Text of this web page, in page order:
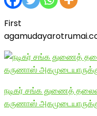
First
நடிகர் சங்க துணைத்
கருணாஸ்